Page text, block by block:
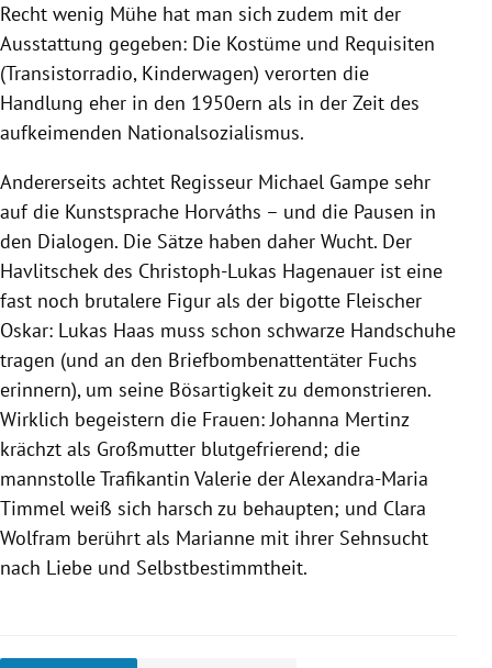
Recht wenig Mühe hat man sich zudem mit der
Ausstattung gegeben: Die Kostüme und Requisiten
(Transistorradio, Kinderwagen) verorten die
Handlung eher in den 1950ern als in der Zeit des
aufkeimenden Nationalsozialismus.
Andererseits achtet Regisseur Michael Gampe sehr
auf die Kunstsprache Horváths – und die Pausen in
den Dialogen. Die Sätze haben daher Wucht. Der
Havlitschek des Christoph-Lukas Hagenauer ist eine
fast noch brutalere Figur als der bigotte Fleischer
Oskar: Lukas Haas muss schon schwarze Handschuhe
tragen (und an den Briefbombenattentäter Fuchs
erinnern), um seine Bösartigkeit zu demonstrieren.
Wirklich begeistern die Frauen: Johanna Mertinz
krächzt als Großmutter blutgefrierend; die
mannstolle Trafikantin Valerie der Alexandra-Maria
Timmel weiß sich harsch zu behaupten; und Clara
Wolfram berührt als Marianne mit ihrer Sehnsucht
nach Liebe und Selbstbestimmtheit.